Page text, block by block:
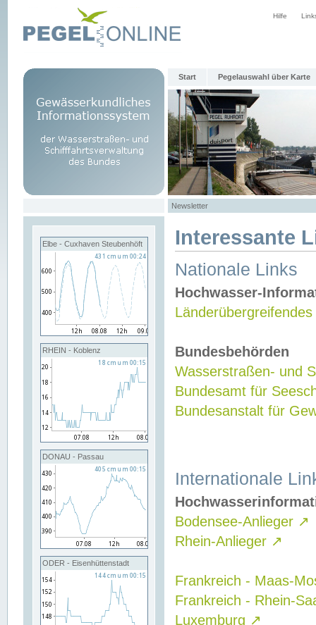
Hilfe
Start Pegelauswahl über Karte
Newsletter
Elbe - Cuxhaven Steubenhöft
RHEIN - Koblenz
DONAU - Passau
ODER - Eisenhüttenstadt
Interessante
Nationale Links
Hochwasser-
Bundesbehörden
Wasserstraßen- und
Bundesamt für
Bundesanstalt für
Internationale
Bodensee-Anlieger ↗
Rhein-Anlieger ↗
Frankreich - Maas-
Frankreich - Rhein-
Luxemburg ↗